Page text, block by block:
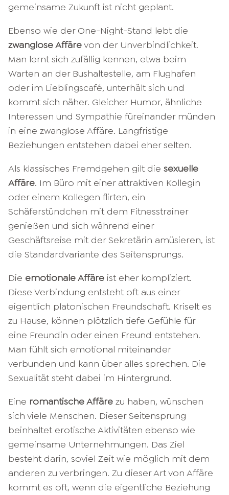
gemeinsame Zukunft ist nicht geplant.
Ebenso wie der One-Night-Stand lebt die
zwanglose Affärevon der Unverbindlichkeit.
Man lernt sich zufällig kennen, etwa beim
Warten an der Bushaltestelle, am Flughafen
oder im Lieblingscafé, unterhält sich und
kommt sich näher. Gleicher Humor, ähnliche
Interessen und Sympathie füreinander münden
in eine zwanglose Affäre. Langfristige
Beziehungen entstehen dabei eher selten.
Als klassisches Fremdgehen gilt die sexuelle
Affäre. Im Büro mit einer attraktiven Kollegin
oder einem Kollegen flirten, ein
Schäferstündchen mit dem Fitnesstrainer
genießen und sich während einer
Geschäftsreise mit der Sekretärin amüsieren, ist
die Standardvariante des Seitensprungs.
Die emotionale Affäre ist eher kompliziert.
Diese Verbindung entsteht oft aus einer
eigentlich platonischen Freundschaft. Kriselt es
zu Hause, können plötzlich tiefe Gefühle für
eine Freundin oder einen Freund entstehen.
Man fühlt sich emotional miteinander
verbunden und kann über alles sprechen. Die
Sexualität steht dabei im Hintergrund.
Eine romantische Affäre zu haben, wünschen
sich viele Menschen. Dieser Seitensprung
beinhaltet erotische Aktivitäten ebenso wie
gemeinsame Unternehmungen. Das Ziel
besteht darin, soviel Zeit wie möglich mit dem
anderen zu verbringen. Zu dieser Art von Affäre
kommt es oft, wenn die eigentliche Beziehung